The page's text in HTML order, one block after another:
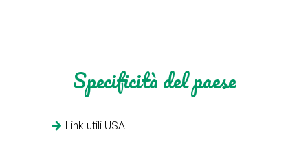
Specificità del paese
Link utili USA